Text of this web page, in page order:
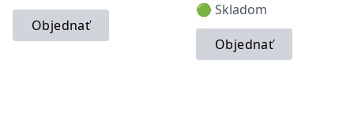
Objednať
🟢 Skladom
Objednať